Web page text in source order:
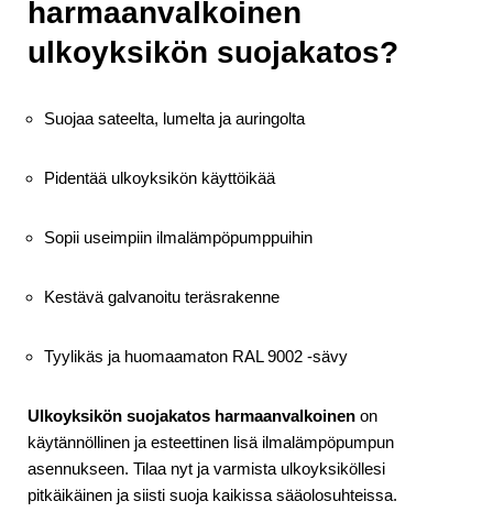
harmaanvalkoinen
ulkoyksikön suojakatos?
Suojaa sateelta, lumelta ja auringolta
Pidentää ulkoyksikön käyttöikää
Sopii useimpiin ilmalämpöpumppuihin
Kestävä galvanoitu teräsrakenne
Tyylikäs ja huomaamaton RAL 9002 -sävy
Ulkoyksikön suojakatos harmaanvalkoinen on
käytännöllinen ja esteettinen lisä ilmalämpöpumpun
asennukseen. Tilaa nyt ja varmista ulkoyksiköllesi
pitkäikäinen ja siisti suoja kaikissa sääolosuhteissa.